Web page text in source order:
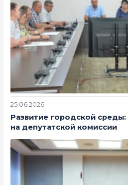
25.06.2026
Развитие городской
на депутатской комиссии